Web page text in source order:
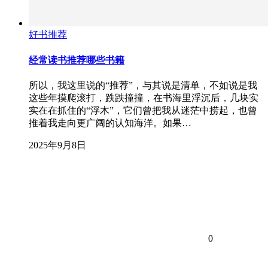
好书推荐
经常读书推荐哪些书籍
所以，我这里说的“推荐”，与其说是清单，不如说是我
这些年摸爬滚打，跌跌撞撞，在书海里浮沉后，几块实
实在在抓住的“浮木”，它们曾把我从迷茫中捞起，也曾
推着我走向更广阔的认知海洋。如果…
2025年9月8日
0